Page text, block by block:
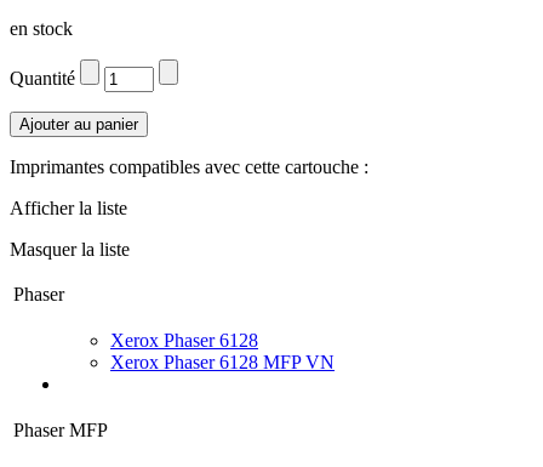
en stock
Quantité
Imprimantes compatibles avec cette cartouche :
Afficher la liste
Masquer la liste
Phaser
Xerox Phaser 6128
Xerox Phaser 6128 MFP VN
Phaser MFP